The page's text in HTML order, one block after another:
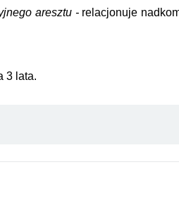
aresztu -relacjonuje
3 lata.